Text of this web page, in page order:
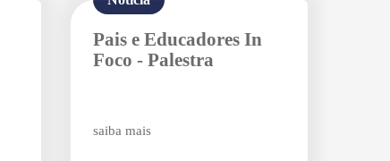
Pais e Educadores In
Foco - Palestra
saiba mais